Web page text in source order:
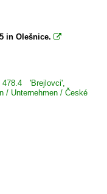
in Olešnice. 
478.4 'Brejlovci',
/ Unternehmen / České